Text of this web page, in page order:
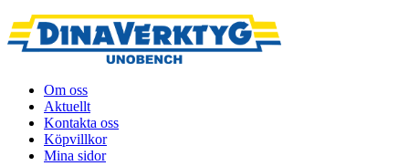
Om oss
Aktuellt
Kontakta oss
Köpvillkor
Mina sidor